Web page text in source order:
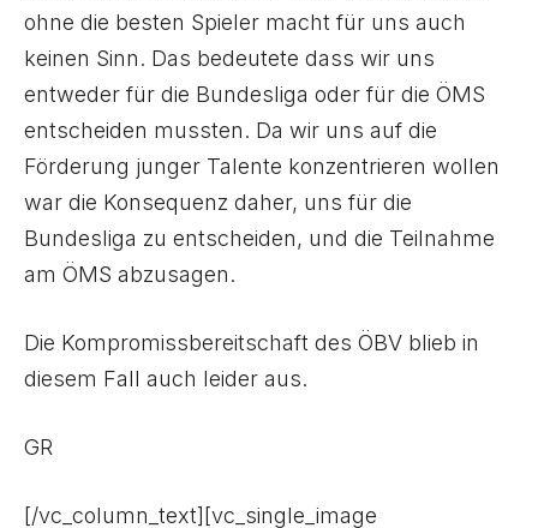
ohne die besten Spieler macht für uns auch
keinen Sinn. Das bedeutete dass wir uns
entweder für die Bundesliga oder für die ÖMS
entscheiden mussten. Da wir uns auf die
Förderung junger Talente konzentrieren wollen
war die Konsequenz daher, uns für die
Bundesliga zu entscheiden, und die Teilnahme
am ÖMS abzusagen.
Die Kompromissbereitschaft des ÖBV blieb in
diesem Fall auch leider aus.
GR
[/vc_column_text][vc_single_image